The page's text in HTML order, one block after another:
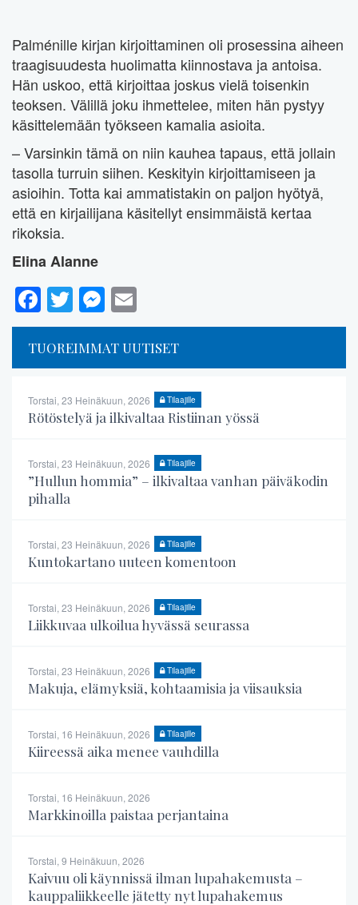
Palménille kirjan kirjoittaminen oli prosessina aiheen
traagisuudesta huolimatta kiinnostava ja antoisa.
Hän uskoo, että kirjoittaa joskus vielä toisenkin
teoksen. Välillä joku ihmettelee, miten hän pystyy
käsittelemään työkseen kamalia asioita.
– Varsinkin tämä on niin kauhea tapaus, että jollain
tasolla turruin siihen. Keskityin kirjoittamiseen ja
asioihin. Totta kai ammatistakin on paljon hyötyä,
että en kirjailijana käsitellyt ensimmäistä kertaa
rikoksia.
Elina Alanne
Facebook
TwitterMessenger
TUOREIMMAT UUTISET
Torstai, 23 Heinäkuun, 2026 Tilaajille
Rötöstelyä ja ilkivaltaa Ristiinan yössä
Torstai, 23 Heinäkuun, 2026 Tilaajille
”Hullun hommia” – ilkivaltaa vanhan päiväkodin
pihalla
Torstai, 23 Heinäkuun, 2026 Tilaajille
Kuntokartano uuteen komentoon
Torstai, 23 Heinäkuun, 2026 Tilaajille
Liikkuvaa ulkoilua hyvässä seurassa
Torstai, 23 Heinäkuun, 2026 Tilaajille
Makuja, elämyksiä, kohtaamisia ja viisauksia
Torstai, 16 Heinäkuun, 2026 Tilaajille
Kiireessä aika menee vauhdilla
Torstai, 16 Heinäkuun, 2026
Markkinoilla paistaa perjantaina
Torstai, 9 Heinäkuun, 2026
Kaivuu oli käynnissä ilman lupahakemusta –
kauppaliikkeelle jätetty nyt lupahakemus